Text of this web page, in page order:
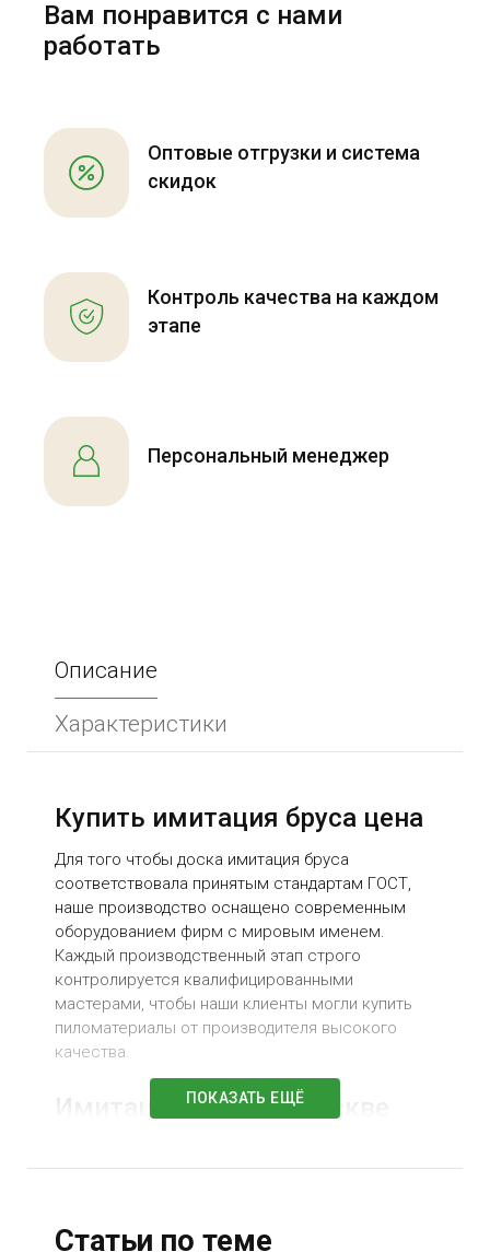
Вам понравится с нами
работать
Оптовые отгрузки и система
скидок
Контроль качества на каждом
этапе
Персональный менеджер
Описание
Характеристики
Купить имитация бруса цена
Для того чтобы доска имитация бруса
соответствовала принятым стандартам ГОСТ,
наше производство оснащено современным
оборудованием фирм с мировым именем.
Каждый производственный этап строго
контролируется квалифицированными
мастерами, чтобы наши клиенты могли купить
пиломатериалы от производителя высокого
качества.
Имитация бруса в Москве
также отгружает в другие города России. У нас
ПОКАЗАТЬ ЕЩЁ
Статьи по теме